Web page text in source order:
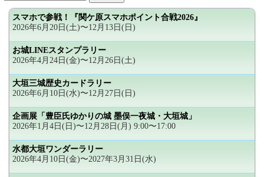
スマホで参戦！『関ケ原スマホポイント合戦2026』
2026年6月20日(土)〜12月13日(日)
お城LINEスタンプラリー
2026年4月24日(金)〜12月26日(土)
大垣三城歴史カードラリー
2026年6月10日(水)〜12月27日(日)
企画展「豊臣氏ゆかりの城 墨俣一夜城・大垣城」
2026年1月4日(日)〜12月28日(月) 9:00〜17:00
水都大垣ワンダーラリー
2026年4月10日(金)〜2027年3月31日(水)